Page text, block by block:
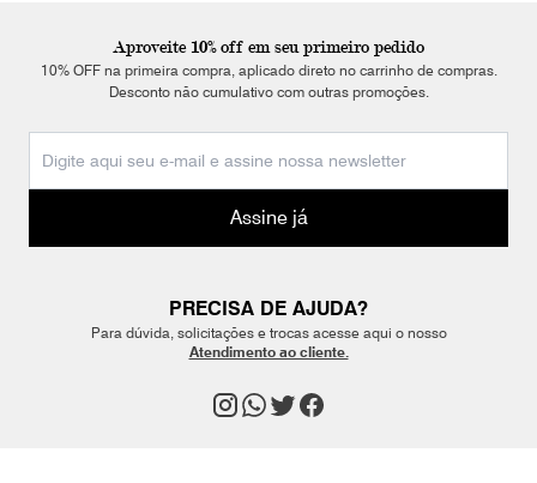
Aproveite 10% off em seu primeiro pedido
10% OFF na primeira compra, aplicado direto no carrinho de compras.
Desconto não cumulativo com outras promoções.
Assine já
PRECISA DE AJUDA?
Para dúvida, solicitações e trocas acesse aqui o nosso
Atendimento ao cliente.